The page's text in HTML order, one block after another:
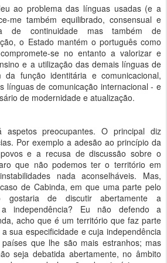
ao problema das línguas usadas (e a
me também equilibrado, consensual e
de continuidade mas também de
o Estado mantém o português como
se no entanto a valorizar e
e a utilização das demais línguas de
da função identitária e comunicacional,
línguas de comunicação internacional - e
de modernidade e atualização.
preocupantes. O principal diz
Por exemplo a adesão ao princípio da
e a recusa de discussão sobre o
que não podemos ter o território em
nada aconselháveis. Mas,
de Cabinda, em que uma parte pelo
gostaria de discutir abertamente a
a independência? Eu não defendo a
acho que é um território que faz parte
sua especificidade e cuja independência
que lhe são mais estranhos; mas
seja debatida abertamente, no âmbito